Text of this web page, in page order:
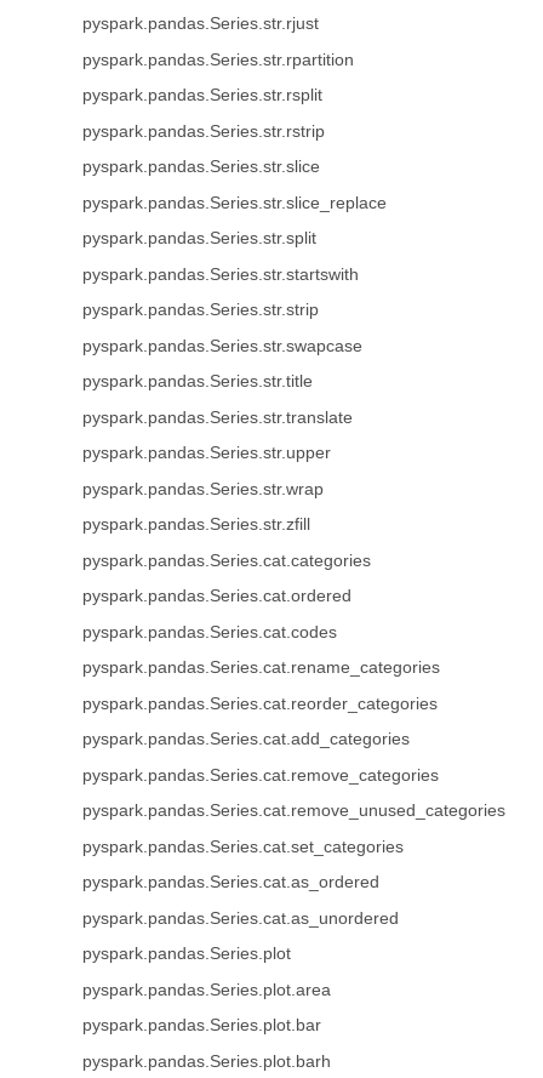
pyspark.pandas.Series.str.rjust
pyspark.pandas.Series.str.rpartition
pyspark.pandas.Series.str.rsplit
pyspark.pandas.Series.str.rstrip
pyspark.pandas.Series.str.slice
pyspark.pandas.Series.str.slice_replace
pyspark.pandas.Series.str.split
pyspark.pandas.Series.str.startswith
pyspark.pandas.Series.str.strip
pyspark.pandas.Series.str.swapcase
pyspark.pandas.Series.str.title
pyspark.pandas.Series.str.translate
pyspark.pandas.Series.str.upper
pyspark.pandas.Series.str.wrap
pyspark.pandas.Series.str.zfill
pyspark.pandas.Series.cat.categories
pyspark.pandas.Series.cat.ordered
pyspark.pandas.Series.cat.codes
pyspark.pandas.Series.cat.rename_categories
pyspark.pandas.Series.cat.reorder_categories
pyspark.pandas.Series.cat.add_categories
pyspark.pandas.Series.cat.remove_categories
pyspark.pandas.Series.cat.remove_unused_categories
pyspark.pandas.Series.cat.set_categories
pyspark.pandas.Series.cat.as_ordered
pyspark.pandas.Series.cat.as_unordered
pyspark.pandas.Series.plot
pyspark.pandas.Series.plot.area
pyspark.pandas.Series.plot.bar
pyspark.pandas.Series.plot.barh